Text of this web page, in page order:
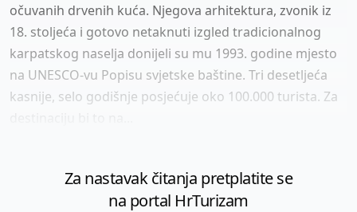
očuvanih drvenih kuća. Njegova arhitektura, zvonik iz
18. stoljeća i gotovo netaknuti izgled tradicionalnog
karpatskog naselja donijeli su mu 1993. godine mjesto
na UNESCO-vu Popisu svjetske baštine. Tri desetljeća
kasnije, selo godišnje posjećuje oko 100.000 turista. Za
Za nastavak čitanja pretplatite se
na portal HrTurizam